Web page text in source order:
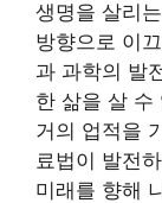
생명을 살리
방향으로 이
과 과학의 발
한 삶을 살 수
거의 업적을
료법이 발전
미래를 향해